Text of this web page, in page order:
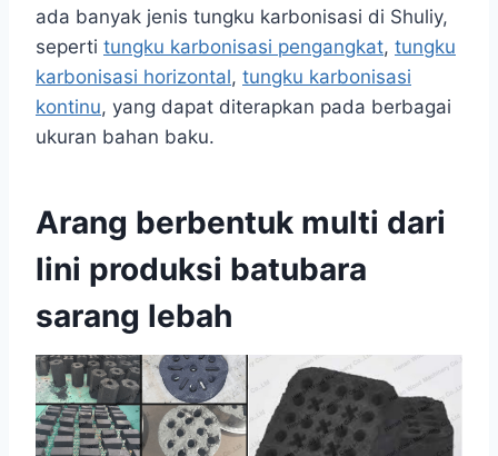
ada banyak jenis tungku karbonisasi di Shuliy,
seperti tungku karbonisasi pengangkat, tungku
karbonisasi horizontal, tungku karbonisasi
kontinu, yang dapat diterapkan pada berbagai
ukuran bahan baku.
Arang berbentuk multi dari
lini produksi batubara
sarang lebah